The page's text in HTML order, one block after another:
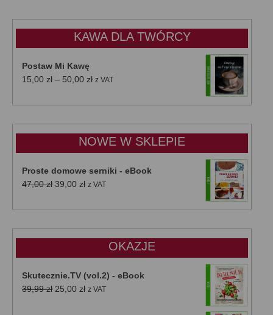
KAWA DLA TWÓRCY
Postaw Mi Kawę
15,00 zł – 50,00 złZakres
od
do
50,00 zł
z VAT
NOWE W SKLEPIE
Proste domowe serniki - eBook
47,00zł Pierwotna
wynosiła:
39,00 złAktualna
wynosi:
z VAT
OKAZJE
Skutecznie.TV (vol.2) - eBook
39,99zł Pierwotna
25,00 złAktualna
z VAT